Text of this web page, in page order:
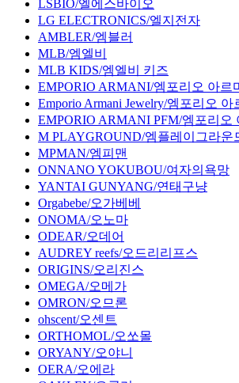
LSBIO/엘에스바이오
LG ELECTRONICS/엘지전자
AMBLER/엠블러
MLB/엠엘비
MLB KIDS/엠엘비 키즈
EMPORIO ARMANI/엠포리오 아르
Emporio Armani Jewelry/엠포리오 아
EMPORIO ARMANI PFM/엠포리오
M PLAYGROUND/엠플레이그라운
MPMAN/엠피맨
ONNANO YOKUBOU/여자의욕망
YANTAI GUNYANG/연태구냥
Orgabebe/오가베베
ONOMA/오노마
ODEAR/오데어
AUDREY reefs/오드리리프스
ORIGINS/오리진스
OMEGA/오메가
OMRON/오므론
ohscent/오센트
ORTHOMOL/오쏘몰
ORYANY/오야니
OERA/오에라